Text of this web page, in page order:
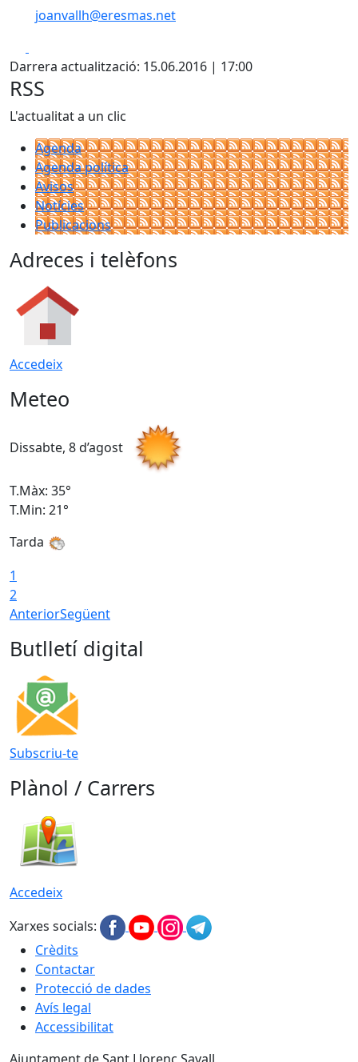
joanvallh@eresmas.net
Darrera actualització: 15.06.2016 | 17:00
RSS
L'actualitat a un clic
Agenda
Agenda política
Avisos
Notícies
Publicacions
Adreces i telèfons
Accedeix
Meteo
Dissabte, 8 d’agost
T.Màx: 35°
T.Min: 21°
Tarda
1
2
AnteriorSegüent
Butlletí digital
Subscriu-te
Plànol / Carrers
Accedeix
Xarxes socials:
Crèdits
Contactar
Protecció de dades
Avís legal
Accessibilitat